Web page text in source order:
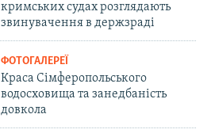
кримських судах розглядають
звинувачення в держзраді
ФОТОГАЛЕРЕЇ
Краса Сімферопольського
водосховища та занедбаність
довкола